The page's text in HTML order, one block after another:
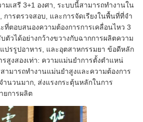
มเสรี 3+1 องศา, ระบบนี้สามารถทํางานใน
การตรวจสอบ, และการจัดเรียงในพื้นที่ที่จํา
ตอบสนองความต้องการการเคลื่อนไหว 3
วได้อย่างกว้างขวางกับฉากการผลิตความ
ปรรูปอาหาร, และอุตสาหกรรมยา ข้อดีหลัก
สูงสองเท่า: ความแม่นยําการตั้งตําแหน่
ามารถทํางานแม่นยําสูงและความต้องการ
นวนมาก, ส่งแรงกระตุ้นหลักในการ
ยการผลิต